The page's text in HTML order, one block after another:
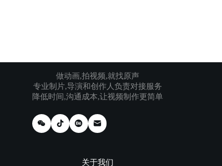
做动画,拍视频,就找原声
专业制片,导演和创作人负责对接服务
降低时间,沟通成本,让视频制作更简单
关于我们